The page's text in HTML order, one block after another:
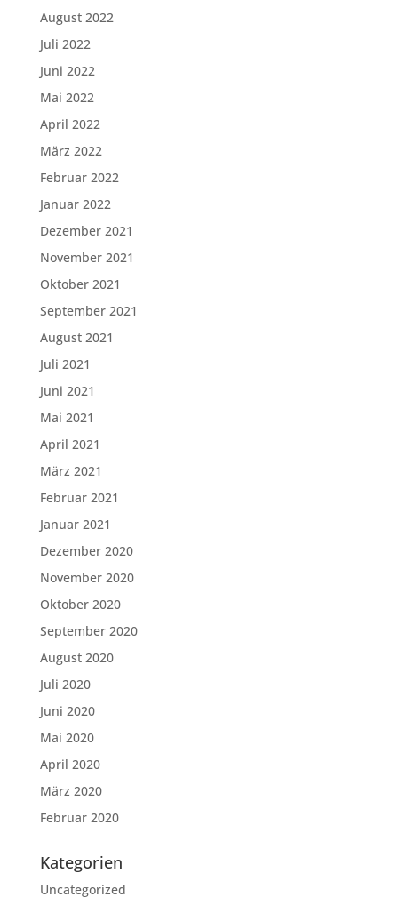
August 2022
Juli 2022
Juni 2022
Mai 2022
April 2022
März 2022
Februar 2022
Januar 2022
Dezember 2021
November 2021
Oktober 2021
September 2021
August 2021
Juli 2021
Juni 2021
Mai 2021
April 2021
März 2021
Februar 2021
Januar 2021
Dezember 2020
November 2020
Oktober 2020
September 2020
August 2020
Juli 2020
Juni 2020
Mai 2020
April 2020
März 2020
Februar 2020
Kategorien
Uncategorized